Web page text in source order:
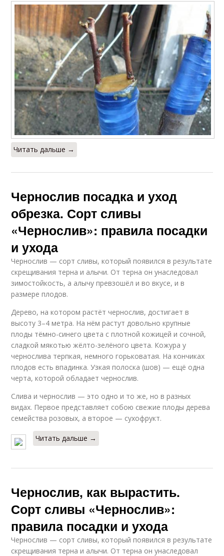
Читать дальше →
Чернослив посадка и уход
обрезка. Сорт сливы
«Чернослив»: правила посадки
и ухода
Чернослив — сорт сливы, который появился в результате
скрещивания терна и алычи. От терна он унаследовал
зимостойкость, а алычу превзошёл и во вкусе, и в
размере плодов.
Дерево, на котором растёт чернослив, достигает в
высоту 3–4 метра. На нём растут довольно крупные
плоды тёмно-синего цвета с плотной кожицей и сочной,
сладкой мякотью жёлто-зелёного цвета. Кожура у
чернослива терпкая, немного горьковатая. На кончиках
плодов есть впадинка. Узкая полоска (шов) — ещё одна
черта, которой обладает чернослив.
Слива и чернослив — это одно и то же, но в разных
видах. Первое представляет собою свежие плоды дерева
семейства розовых, а второе — сухофрукт.
Читать дальше →
Чернослив, как вырастить.
Сорт сливы «Чернослив»:
правила посадки и ухода
Чернослив — сорт сливы, который появился в результате
скрещивания терна и алычи. От терна он унаследовал